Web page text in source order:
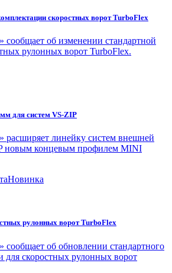
скоростных ворот TurboFlex
об изменении стандартной
рулонных ворот TurboFlex.
для систем VS-ZIP
линейку систем внешней
новым концевым профилем MINI
Новинка
рулонных ворот TurboFlex
об обновлении стандартного
для скоростных рулонных ворот